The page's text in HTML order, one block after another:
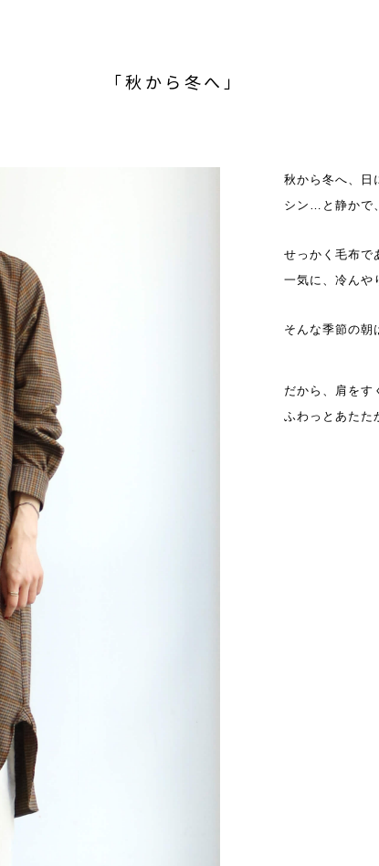
「秋から冬へ」
秋から冬へ、日
シン…と静かで
せっかく毛布で
一気に、冷んや
そんな季節の朝
だから、肩をす
ふわっとあたた